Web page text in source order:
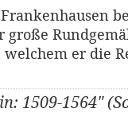
große
er die
1509-1564"